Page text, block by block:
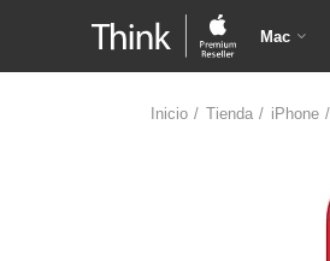
Mac
Inicio Tienda iPhone